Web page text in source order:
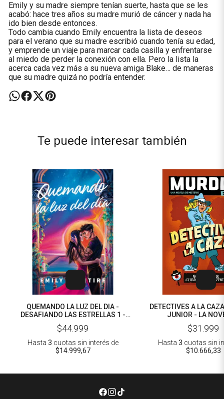
Emily y su madre siempre tenían suerte, hasta que se les
acabó: hace tres años su madre murió de cáncer y nada ha
ido bien desde entonces.
Todo cambia cuando Emily encuentra la lista de deseos
para el verano que su madre escribió cuando tenía su edad,
y emprende un viaje para marcar cada casilla y enfrentarse
al miedo de perder la conexión con ella. Pero la lista la
acerca cada vez más a su nueva amiga Blake… de maneras
que su madre quizá no podría entender.
Te puede interesar también
QUEMANDO LA LUZ DEL DIA -
DESAFIANDO LAS ESTRELLAS 1 -
EMILY MCINTIRE
$44.999
Hasta 3 cuotas sin interés de
$14.999,67
DETECTIVES A LA
JUNIOR - LA
$31.999
Hasta 3 cuotas sin
$10.666,33